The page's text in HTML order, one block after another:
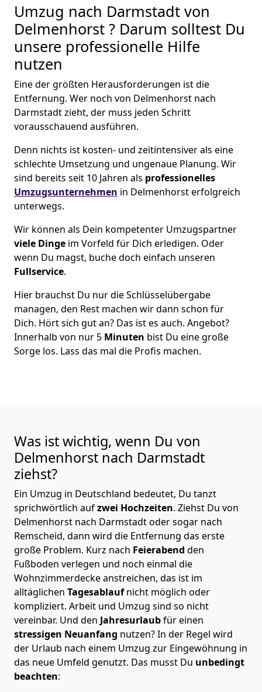
Umzug nach Darmstadt von
Delmenhorst ? Darum solltest Du
unsere professionelle Hilfe
nutzen
Eine der größten Herausforderungen ist die
Entfernung. Wer noch von Delmenhorst nach
Darmstadt zieht, der muss jeden Schritt
vorausschauend ausführen.
Denn nichts ist kosten- und zeitintensiver als eine
schlechte Umsetzung und ungenaue Planung. Wir
sind bereits seit 10 Jahren als professionelles
Umzugsunternehmen in Delmenhorst erfolgreich
unterwegs.
Wir können als Dein kompetenter Umzugspartner
viele Dinge im Vorfeld für Dich erledigen. Oder
wenn Du magst, buche doch einfach unseren
Fullservice.
Hier brauchst Du nur die Schlüsselübergabe
managen, den Rest machen wir dann schon für
Dich. Hört sich gut an? Das ist es auch. Angebot?
Innerhalb von nur 5 Minuten bist Du eine große
Sorge los. Lass das mal die Profis machen.
Was ist wichtig, wenn Du von
Delmenhorst nach Darmstadt
ziehst?
Ein Umzug in Deutschland bedeutet, Du tanzt
sprichwörtlich aufzwei Hochzeiten. Ziehst Du von
Delmenhorst nach Darmstadt oder sogar nach
Remscheid, dann wird die Entfernung das erste
große Problem. Kurz nach Feierabend den
Fußboden verlegen und noch einmal die
Wohnzimmerdecke anstreichen, das ist im
alltäglichen Tagesablaufnicht möglich oder
kompliziert. Arbeit und Umzug sind so nicht
vereinbar. Und den Jahresurlaubfür einen
stressigen Neuanfang nutzen? In der Regel wird
der Urlaub nach einem Umzug zur Eingewöhnung in
das neue Umfeld genutzt. Das musst Du unbedingt
beachten: